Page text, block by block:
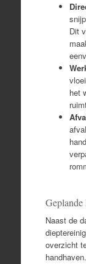
Dit
het
Naast de
overzicht
handhaven.